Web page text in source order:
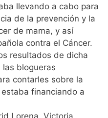
llevando a cabo para
de la prevención y la
de mama, y así
contra el Cáncer.
resultados de dicha
las blogueras
contarles sobre la
financiando a